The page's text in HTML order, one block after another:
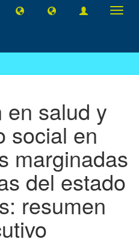
en salud y
social en
marginadas
del estado
resumen